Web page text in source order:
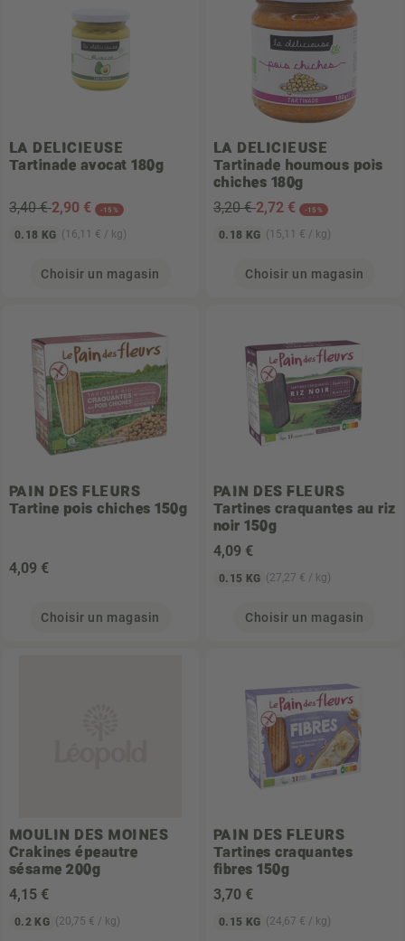
LA DELICIEUSE
Tartinade avocat 180g
3,40 €2,90 € -15%
0.18 KG (16,11 € / kg)
Choisir un magasin
LA DELICIEUSE
Tartinade houmous pois
chiches 180g
3,20 €2,72 € -15%
0.18 KG (15,11 € / kg)
Choisir un magasin
PAIN DES FLEURS
Tartine pois chiches 150g
4,09 €
Choisir un magasin
PAIN DES FLEURS
Tartines craquantes au riz
noir 150g
4,09 €
0.15 KG (27,27 € / kg)
Choisir un magasin
MOULIN DES MOINES
Crakines épeautre
sésame 200g
4,15 €
0.2 KG (20,75 € / kg)
PAIN DES FLEURS
Tartines craquantes
fibres 150g
3,70 €
0.15 KG (24,67 € / kg)